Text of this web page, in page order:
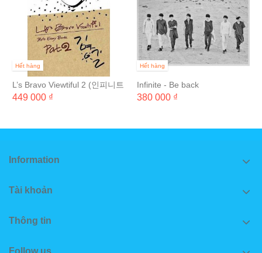
Hết hàng
L’s Bravo Viewtiful 2 (인피니트
엘의 포토에세이 북 2집)
449 000 ₫
Hết hàng
Infinite - Be back
380 000 ₫
Information
Tài khoản
Thông tin
Follow us